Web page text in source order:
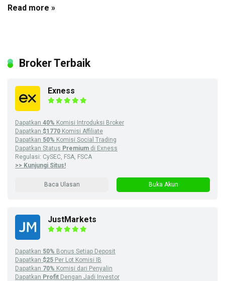
Read more »
Broker Terbaik
Exness
Dapatkan 40% Komisi Introduksi Broker
Dapatkan $1770 Komisi Affiliate
Dapatkan 50% Komisi Social Trading
Dapatkan Status Premium di Exness
Regulasi: CySEC, FSA, FSCA
>> Kunjungi Situs!
Baca Ulasan Buka Akun
JustMarkets
Dapatkan 50% Bonus Setiap Deposit
Dapatkan $25 Per Lot Komisi IB
Dapatkan 70% Komisi dari Penyalin
Dapatkan Profit Dengan Jadi Investor